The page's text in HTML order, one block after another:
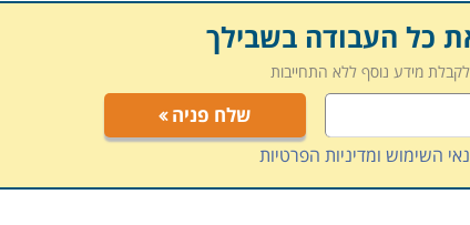
עצמם והן לארגון:
יכולות "מולטי טאסקינג", נותנת תחושת סיפוק ומגבירה
בארגון וכן מוטיבציה לפעול ולהגדיל ראש
כל העבודה בשבילך
מידע נוסף ללא התחייבות
שלח פניה
השימוש ומדיניות הפרטיות